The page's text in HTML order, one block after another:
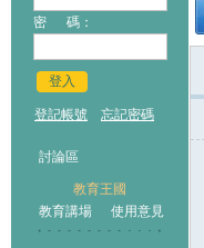
密 碼：
登入
登記帳號 忘記密碼
討論區
教育王國
教育講場
使用意見